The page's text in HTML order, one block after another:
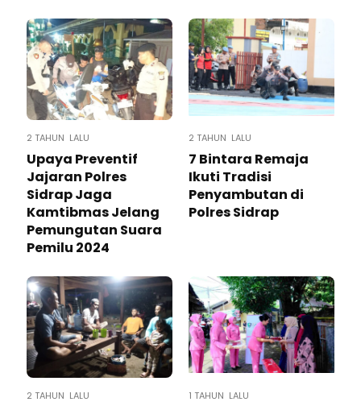
2 TAHUN LALU
Upaya Preventif
Jajaran Polres
Sidrap Jaga
Kamtibmas Jelang
Pemungutan Suara
Pemilu 2024
2 TAHUN LALU
7 Bintara Remaja
Ikuti Tradisi
Penyambutan di
Polres Sidrap
2 TAHUN LALU 1 TAHUN LALU